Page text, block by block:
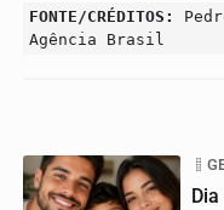
FONTE/CRÉDITOS:
Agência Brasil